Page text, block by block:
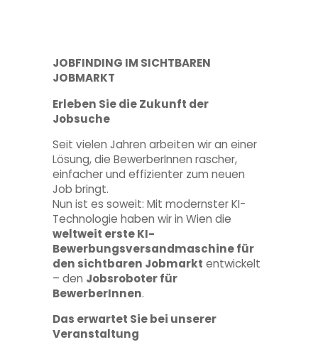
JOBFINDING IM SICHTBAREN
JOBMARKT
Erleben Sie die Zukunft der
Jobsuche
Seit vielen Jahren arbeiten wir an einer
Lösung, die BewerberInnen rascher,
einfacher und effizienter zum neuen
Job bringt.
Nun ist es soweit: Mit modernster KI-
Technologie haben wir in Wien die
weltweit erste KI-
Bewerbungsversandmaschine für
den sichtbaren Jobmarkt entwickelt
– den Jobsroboter für
BewerberInnen.
Das erwartet Sie bei unserer
Veranstaltung